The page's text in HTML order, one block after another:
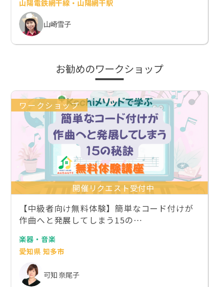
山陽電鉄網干線・山陽網干駅
山崎雪子
お勧めのワークショップ
ワークショップ
開催リクエスト受付中
【中級者向け無料体験】簡単なコード付けが
作曲へと発展してしまう15の…
楽器・音楽
愛知県 知多市
可知 奈尾子